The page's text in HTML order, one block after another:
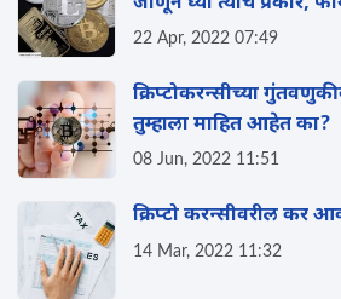
22 Apr, 2022 07:49
क्रिप्टोकरन्सीच्या
तुम्हाला माहित आहेत का?
08 Jun, 2022 11:51
क्रिप्टो करन्सीवरील कर
14 Mar, 2022 11:32